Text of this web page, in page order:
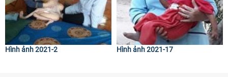
Hình ảnh 2021-2 Hình ảnh 2021-17